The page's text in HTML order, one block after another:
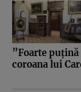
”Foarte puţină
coroana lui